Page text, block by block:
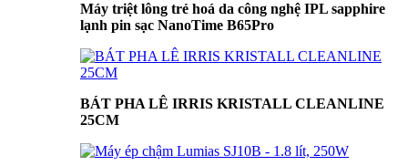
Máy triệt lông trẻ hoá da công nghệ IPL sapphire
lạnh pin sạc NanoTime B65Pro
BÁT PHA LÊ IRRIS KRISTALL CLEANLINE
25CM